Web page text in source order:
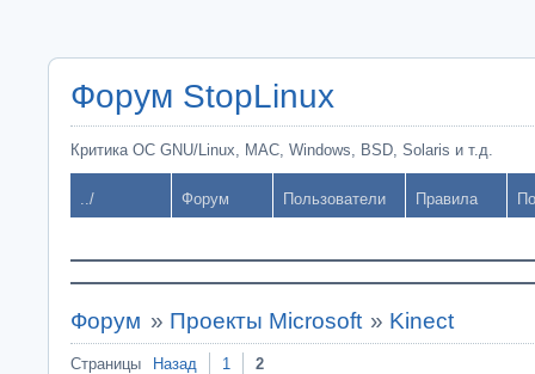
Форум StopLinux
Критика ОС GNU/Linux, MAC, Windows, BSD, Solaris и т.д.
../ Форум Пользователи Правила
Форум » Проекты Microsoft » Kinect
Страницы Назад 1 2